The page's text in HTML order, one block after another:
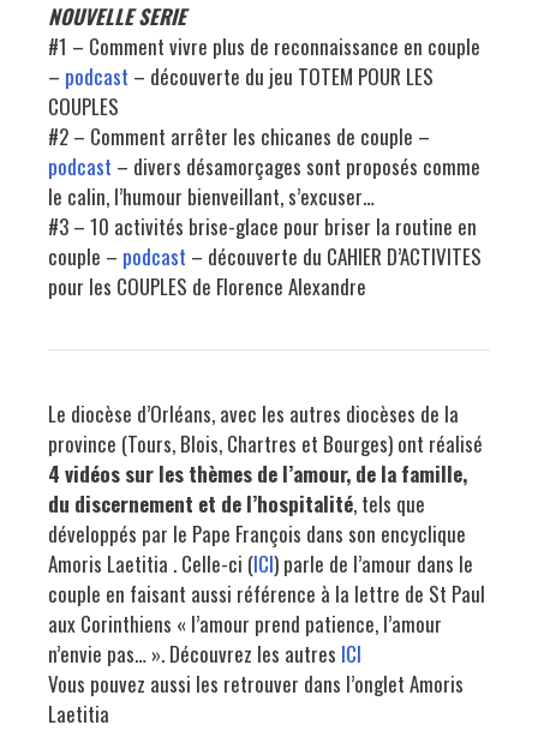
NOUVELLE SERIE
#1 – Comment vivre plus de reconnaissance en couple
– podcast – découverte du jeu TOTEM POUR LES
COUPLES
#2 – Comment arrêter les chicanes de couple –
podcast – divers désamorçages sont proposés comme
le calin, l’humour bienveillant, s’excuser…
#3 – 10 activités brise-glace pour briser la routine en
couple – podcast – découverte du CAHIER D’ACTIVITES
pour les COUPLES de Florence Alexandre
Le diocèse d’Orléans, avec les autres diocèses de la
province (Tours, Blois, Chartres et Bourges) ont réalisé
4 vidéos sur les thèmes de l’amour, de la famille,
du discernement et de l’hospitalité, tels que
développés par le Pape François dans son encyclique
Amoris Laetitia . Celle-ci (ICI) parle de l’amour dans le
couple en faisant aussi référence à la lettre de St Paul
aux Corinthiens « l’amour prend patience, l’amour
n’envie pas… ». Découvrez les autres ICI
Vous pouvez aussi les retrouver dans l’onglet Amoris
Laetitia